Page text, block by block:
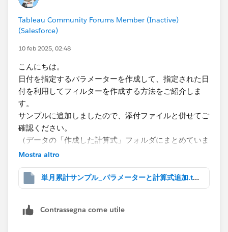
Tableau Community Forums Member (Inactive)
(Salesforce)
10 feb 2025, 02:48
こんにちは。
日付を指定するパラメーターを作成して、指定された日
付を利用してフィルターを作成する方法をご紹介しま
す。
サンプルに追加しましたので、添付ファイルと併せてご
確認ください。
（データの「作成した計算式」フォルダにまとめていま
す。パラメーターは同じフォルダにまとめられなかった
１．日付のパラメーターを作成してシートに表示させる
を作る（4月始まりの会計年度を使われているのかなと
Mostra altro
単月累計サンプル_パラメーターと計算式追加.twbx
Contrassegna come utile